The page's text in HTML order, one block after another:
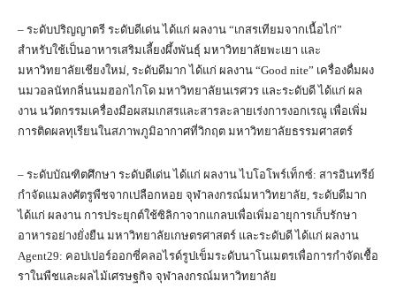
– ระดับปริญญาตรี ระดับดีเด่น ได้แก่ ผลงาน “เกสรเทียมจากเนื้อไก่”
สำหรับใช้เป็นอาหารเสริมเลี้ยงผึ้งพันธุ์ มหาวิทยาลัยพะเยา และ
มหาวิทยาลัยเชียงใหม่, ระดับดีมาก ได้แก่ ผลงาน “Good nite” เครื่องดื่มผง
นมวอลนัทกลิ่นนมฮอกไกโด มหาวิทยาลัยนเรศวร และระดับดี ได้แก่ ผล
งาน นวัตกรรมเครื่องมือผสมเกสรและสารละลายเร่งการงอกเรณู เพื่อเพิ่ม
การติดผลทุเรียนในสภาพภูมิอากาศที่วิกฤต มหาวิทยาลัยธรรมศาสตร์
– ระดับบัณฑิตศึกษา ระดับดีเด่น ได้แก่ ผลงาน ไบโอโพร์เท็กซ์: สารอินทรีย์
กำจัดแมลงศัตรูพืชจากเปลือกหอย จุฬาลงกรณ์มหาวิทยาลัย, ระดับดีมาก
ได้แก่ ผลงาน การประยุกต์ใช้ซิลิกาจากแกลบเพื่อเพิ่มอายุการเก็บรักษา
อาหารอย่างยั่งยืน มหาวิทยาลัยเกษตรศาสตร์ และระดับดี ได้แก่ ผลงาน
Agent29: คอปเปอร์ออกซี่คลอไรด์รูปเข็มระดับนาโนเมตรเพื่อการกำจัดเชื้อ
ราในพืชและผลไม้เศรษฐกิจ จุฬาลงกรณ์มหาวิทยาลัย